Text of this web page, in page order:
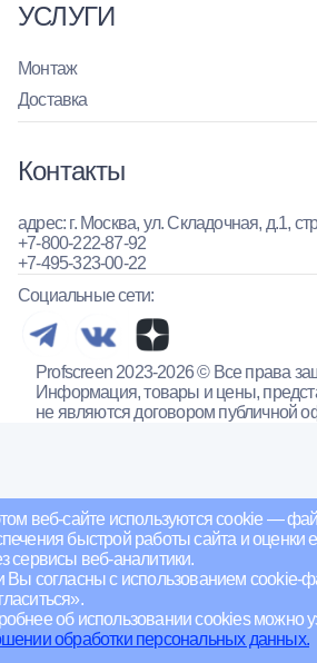
веб-сайте используются cookie —
быстрой работы сайта и оценки
сервисы веб-аналитики.
Вы согласны с использованием cookie-
об использовании cookies можно
обработки персональных данных.
УСЛУГИ
Монтаж
Доставка
Контакты
адрес: г. Москва, ул. Складочная, д.1,
+7-800-222-87-92
+7-495-323-00-22
Социальные сети:
Profscreen 2023-2026 © Все права
Информация, товары и цены,
не являются договором публичной